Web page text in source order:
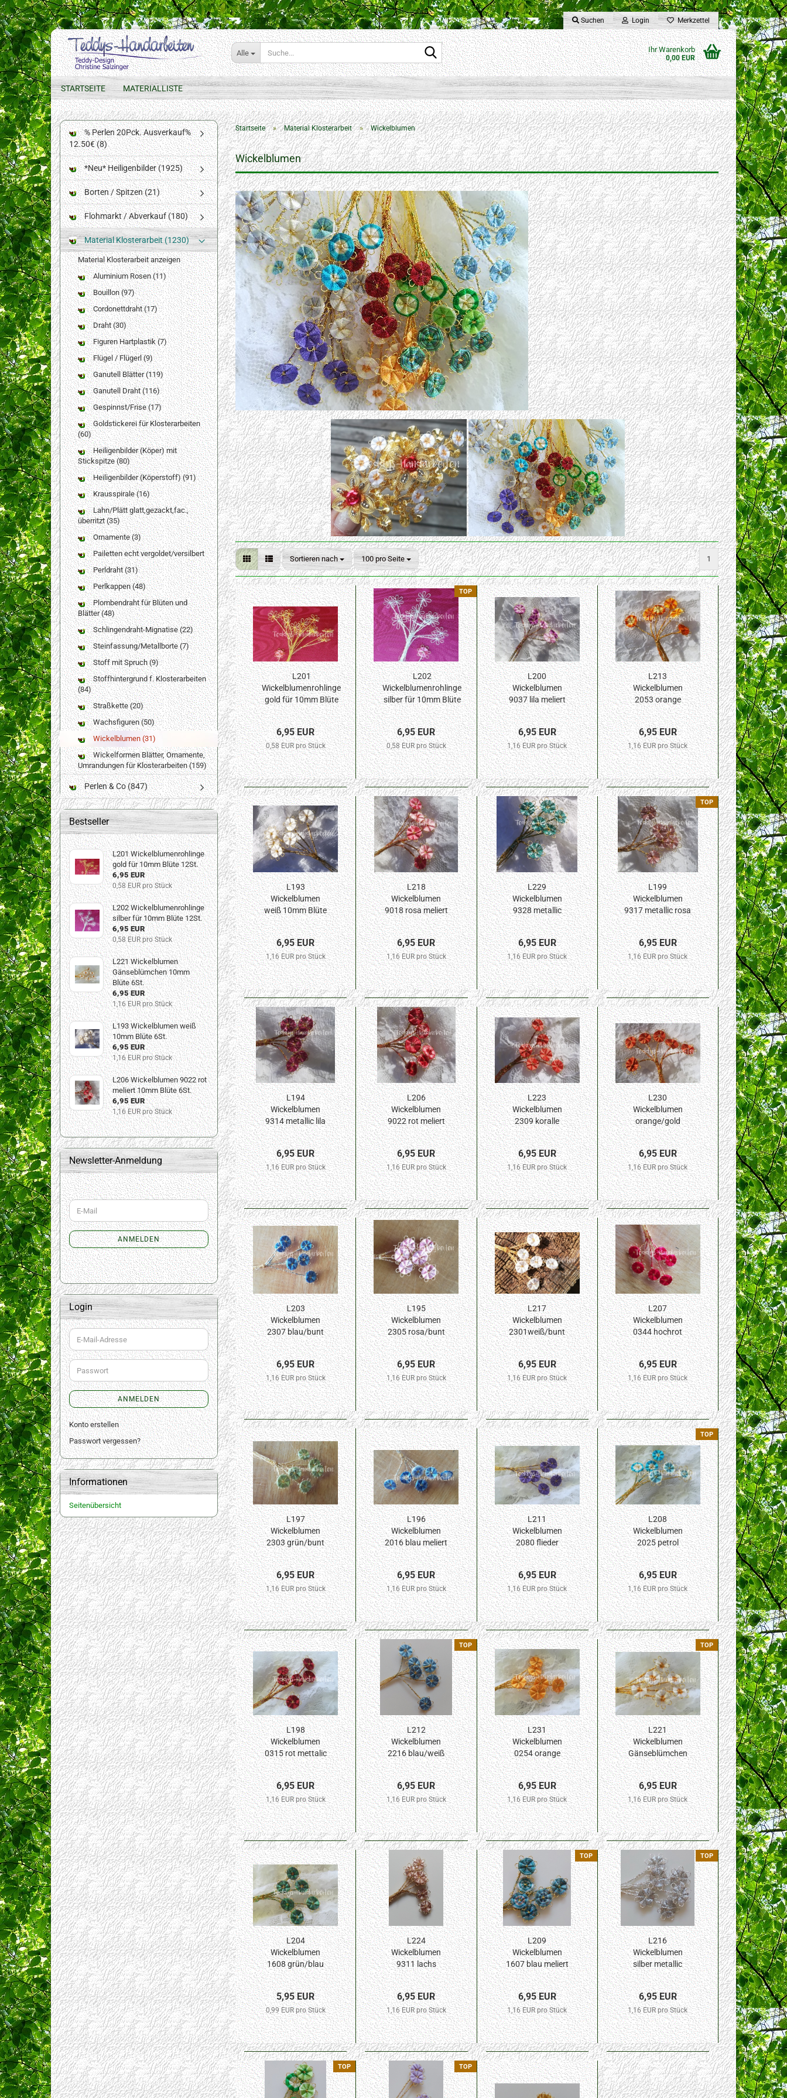
Suchen Login Merkzettel
Alle
Suche... Ihr Warenkorb
0,00 EUR
STARTSEITE MATERIALLISTE
Startseite » Material Klosterarbeit » Wickelblumen
Wickelblumen
Sortieren nach
Sortieren nach 100 pro Seite
pro Seite 1
L201
Wickelblumenrohlinge
gold für 10mm Blüte
12St.
6,95 EUR
0,58 EUR pro Stück
TOP
L202
Wickelblumenrohlinge
silber für 10mm Blüte
12St.
6,95 EUR
0,58 EUR pro Stück
L200
Wickelblumen
9037 lila meliert
10mm Blüte 6St.
6,95 EUR
1,16 EUR pro Stück
L213
Wickelblumen
2053 orange
meliert 10mm
Blüte 6St.
6,95 EUR
1,16 EUR pro Stück
L193
Wickelblumen
weiß 10mm Blüte
6St.
6,95 EUR
1,16 EUR pro Stück
L218
Wickelblumen
9018 rosa meliert
10mm Blüte 6St.
6,95 EUR
1,16 EUR pro Stück
L229
Wickelblumen
9328 metallic
aqua 10mm Blüte
6St.
6,95 EUR
1,16 EUR pro Stück
TOP
L199
Wickelblumen
9317 metallic rosa
10mm Blüte 6St.
6,95 EUR
1,16 EUR pro Stück
L194
Wickelblumen
9314 metallic lila
10mm Blüte 6St.
6,95 EUR
1,16 EUR pro Stück
L206
Wickelblumen
9022 rot meliert
10mm Blüte 6St.
6,95 EUR
1,16 EUR pro Stück
L223
Wickelblumen
2309 koralle
10mm Blüte 6St.
6,95 EUR
1,16 EUR pro Stück
L230
Wickelblumen
orange/gold
meliert 10mm
Blüte 6St.
6,95 EUR
1,16 EUR pro Stück
L203
Wickelblumen
2307 blau/bunt
10mm Blüte 6St.
6,95 EUR
1,16 EUR pro Stück
L195
Wickelblumen
2305 rosa/bunt
10mm Blüte 6St.
6,95 EUR
1,16 EUR pro Stück
L217
Wickelblumen
2301weiß/bunt
10mm Blüte 6St.
6,95 EUR
1,16 EUR pro Stück
L207
Wickelblumen
0344 hochrot
10mm Blüte 6St.
6,95 EUR
1,16 EUR pro Stück
L197
Wickelblumen
2303 grün/bunt
10mm Blüte 6St.
6,95 EUR
1,16 EUR pro Stück
L196
Wickelblumen
2016 blau meliert
10mm Blüte 6St.
6,95 EUR
1,16 EUR pro Stück
L211
Wickelblumen
2080 flieder
10mm Blüte 6St.
6,95 EUR
1,16 EUR pro Stück
TOP
L208
Wickelblumen
2025 petrol
meliert 10mm
Blüte 6St.
6,95 EUR
1,16 EUR pro Stück
L198
Wickelblumen
0315 rot mettalic
10mm Blüte 6St.
6,95 EUR
1,16 EUR pro Stück
TOP
L212
Wickelblumen
2216 blau/weiß
meliert 10mm
Blüte 6St.
6,95 EUR
1,16 EUR pro Stück
L231
Wickelblumen
0254 orange
10mm Blüte 6St.
6,95 EUR
1,16 EUR pro Stück
TOP
L221
Wickelblumen
Gänseblümchen
10mm Blüte 6St.
6,95 EUR
1,16 EUR pro Stück
L204
Wickelblumen
1608 grün/blau
meliert 10mm
Blüte 6St.
5,95 EUR
0,99 EUR pro Stück
L224
Wickelblumen
9311 lachs
metallic 10mm
Blüte 6St.
6,95 EUR
1,16 EUR pro Stück
TOP
L209
Wickelblumen
1607 blau meliert
10mm Blüte 6St.
6,95 EUR
1,16 EUR pro Stück
TOP
L216
Wickelblumen
silber metallic
10mm Blüte 6St.
6,95 EUR
1,16 EUR pro Stück
TOP TOP
% Perlen 20Pck. Ausverkauf%
12.50€ (8)
*Neu* Heiligenbilder (1925)
Borten / Spitzen (21)
Flohmarkt / Abverkauf (180)
Material Klosterarbeit (1230)
Material Klosterarbeit anzeigen
Aluminium Rosen (11)
Bouillon (97)
Cordonettdraht (17)
Draht (30)
Figuren Hartplastik (7)
Flügel / Flügerl (9)
Ganutell Blätter (119)
Ganutell Draht (116)
Gespinnst/Frise (17)
Goldstickerei für Klosterarbeiten
(60)
Heiligenbilder (Köper) mit
Stickspitze (80)
Heiligenbilder (Köperstoff) (91)
Krausspirale (16)
Lahn/Plätt glatt,gezackt,fac.,
überritzt (35)
Ornamente (3)
Pailetten echt vergoldet/versilbert
Perldraht (31)
Perlkappen (48)
Plombendraht für Blüten und
Blätter (48)
Schlingendraht-Mignatise (22)
Steinfassung/Metallborte (7)
Stoff mit Spruch (9)
Stoffhintergrund f. Klosterarbeiten
(84)
Straßkette (20)
Wachsfiguren (50)
Wickelblumen (31)
Wickelformen Blätter, Ornamente,
Umrandungen für Klosterarbeiten (159)
Perlen & Co (847)
Bestseller
L201 Wickelblumenrohlinge
gold für 10mm Blüte 12St.
6,95 EUR
0,58 EUR pro Stück
L202 Wickelblumenrohlinge
silber für 10mm Blüte 12St.
6,95 EUR
0,58 EUR pro Stück
L221 Wickelblumen
Gänseblümchen 10mm
Blüte 6St.
6,95 EUR
1,16 EUR pro Stück
L193 Wickelblumen weiß
10mm Blüte 6St.
6,95 EUR
1,16 EUR pro Stück
L206 Wickelblumen 9022 rot
meliert 10mm Blüte 6St.
6,95 EUR
1,16 EUR pro Stück
Newsletter-Anmeldung
WEITER
ZUR
NEWSLETTER-
ANMELDUNG
E-
Mail
ANMELDEN
Login
E-
Mail-
Adresse
Passwort
ANMELDEN
Konto erstellen
Passwort vergessen?
Informationen
Seitenübersicht